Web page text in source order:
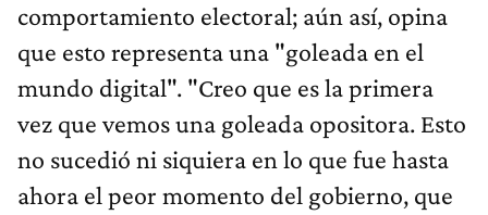
comportamiento electoral; aún así, opina
que esto representa una "goleada en el
mundo digital". "Creo que es la primera
vez que vemos una goleada opositora. Esto
no sucedió ni siquiera en lo que fue hasta
ahora el peor momento del gobierno, que